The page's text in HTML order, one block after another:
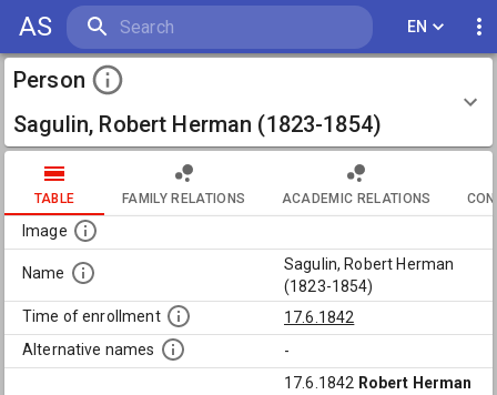
AS EN
Person
Sagulin, Robert Herman (1823-1854)
TABLE FAMILY RELATIONS ACADEMIC RELATIONS
Image
Name
Sagulin, Robert Herman
(1823-1854)
Time of enrollment
17.6.1842
Alternative names
-
17.6.1842 Robert Herman